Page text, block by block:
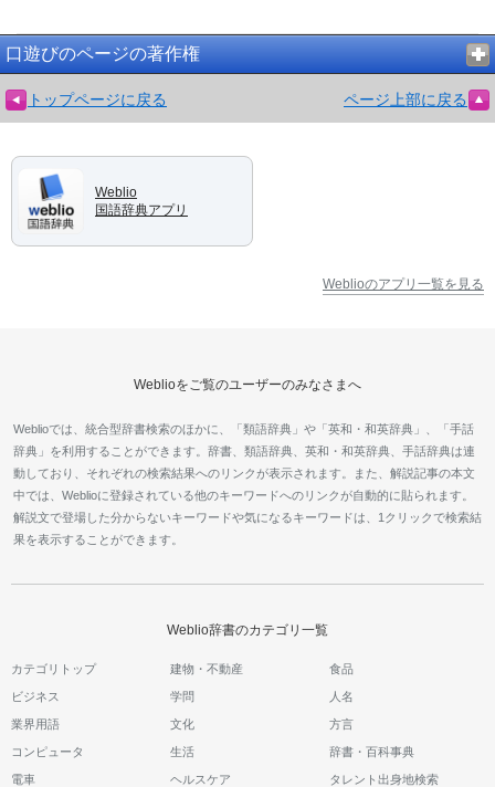
口遊びのページの著作権
トップページに戻る ページ上部に戻る
Weblio
国語辞典アプリ
Weblioのアプリ一覧を見る
Weblioをご覧のユーザーのみなさまへ
Weblioでは、統合型辞書検索のほかに、「類語辞典」や「英和・和英辞典」、「手話
辞典」を利用することができます。辞書、類語辞典、英和・和英辞典、手話辞典は連
動しており、それぞれの検索結果へのリンクが表示されます。また、解説記事の本文
中では、Weblioに登録されている他のキーワードへのリンクが自動的に貼られます。
解説文で登場した分からないキーワードや気になるキーワードは、1クリックで検索結
果を表示することができます。
Weblio辞書のカテゴリ一覧
カテゴリトップ 建物・不動産 食品
ビジネス 学問 人名
業界用語 文化 方言
コンピュータ 生活 辞書・百科事典
電車 ヘルスケア タレント出身地検索